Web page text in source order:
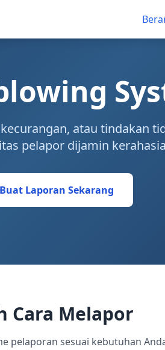
atau tindakan
pelapor dijamin
Buat Laporan Sekarang
Cara Melapor
pelaporan sesuai kebutuhan